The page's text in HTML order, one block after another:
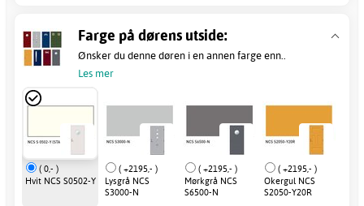
Farge på dørens utside:
Ønsker du denne døren i en annen farge enn..
Les mer
( 0,- )
Hvit NCS S0502-Y
( +2195,- )
Lysgrå NCS
S3000-N
( +2195,- )
Mørkgrå NCS
S6500-N
( +2195,- )
Okergul NCS
S2050-Y20R